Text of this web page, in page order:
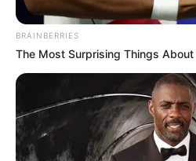
He Was Just A Step Away
Cry And Laugh
BUZZDAY
BRAINBERRIES
The Most Surprising Things